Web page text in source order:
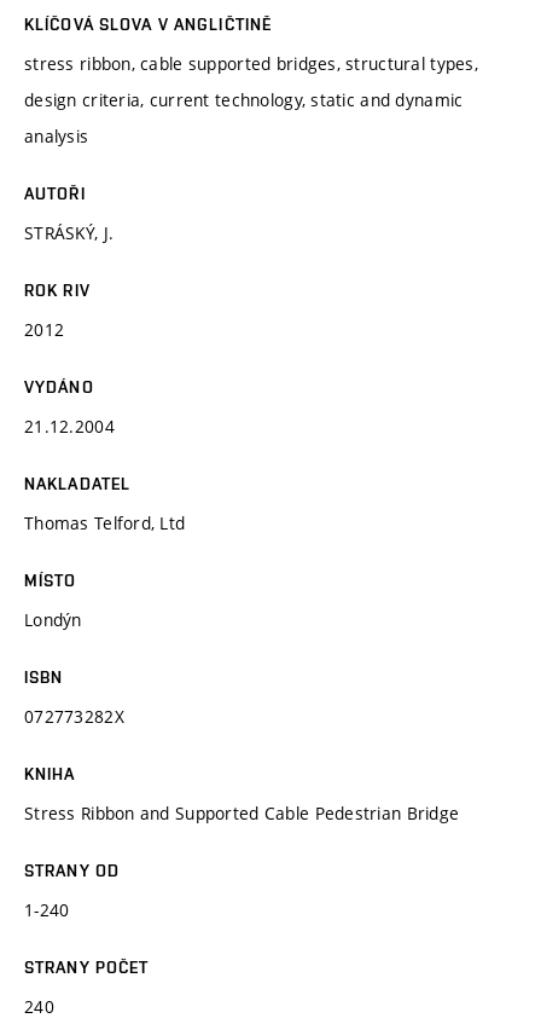
KLÍČOVÁ SLOVA V ANGLIČTINĚ
stress ribbon, cable supported bridges, structural types,
design criteria, current technology, static and dynamic
analysis
AUTOŘI
STRÁSKÝ, J.
ROK RIV
2012
VYDÁNO
21.12.2004
NAKLADATEL
Thomas Telford, Ltd
MÍSTO
Londýn
ISBN
072773282X
KNIHA
Stress Ribbon and Supported Cable Pedestrian Bridge
STRANY OD
1-240
STRANY POČET
240